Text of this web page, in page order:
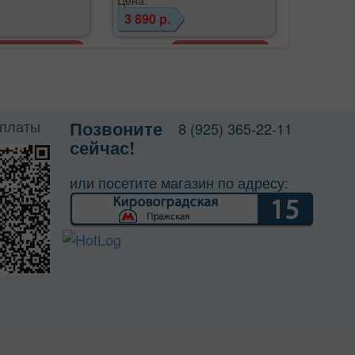
3 890 р.
Позвоните
сейчас!
8 (925) 365-22-11
или посетите магазин по адресу: